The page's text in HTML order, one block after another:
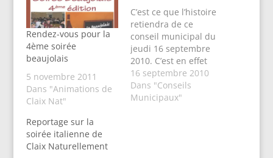
Rendez-vous pour la
4ème soirée
beaujolais
5 novembre 2011
Dans "Animations de
Claix Nat"
C’est ce que l’histoire
retiendra de ce
conseil municipal du
jeudi 16 septembre
2010. C’est en effet
aujourd’hui que nos
élus ont voté à
l’unanimité (majorité
16 septembre 2010
Dans "Conseils
Municipaux"
Reportage sur la
soirée italienne de
Claix Naturellement